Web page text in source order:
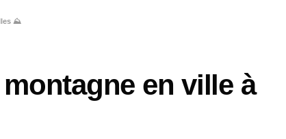
⛰️
en ville à